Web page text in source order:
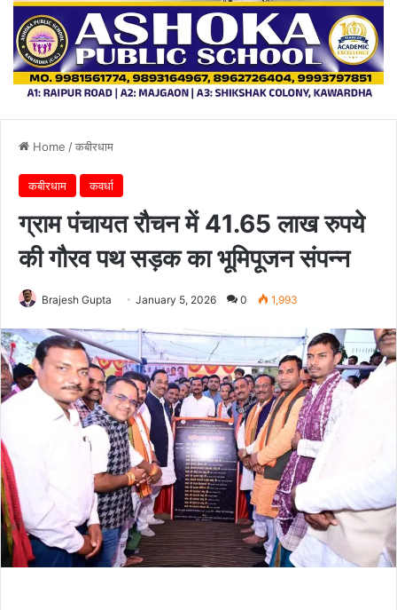
Home /कबीरधाम
कबीरधाम कवर्धा
ग्राम पंचायत रौचन में 41.65 लाख रुपये
की गौरव पथ सड़क का भूमिपूजन संपन्न
Brajesh Gupta January 5, 2026 0 1,993